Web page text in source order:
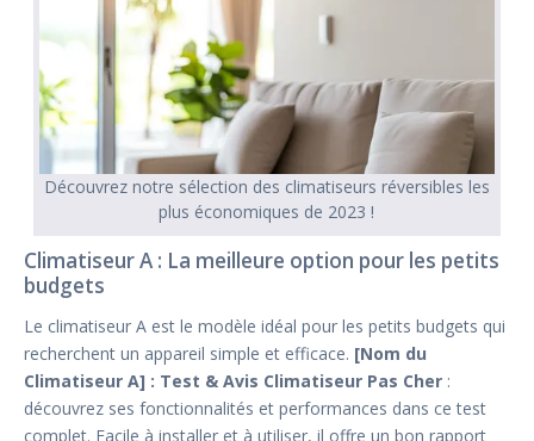
Découvrez notre sélection des climatiseurs réversibles les
plus économiques de 2023 !
Climatiseur A : La meilleure option pour les petits
budgets
Le climatiseur A est le modèle idéal pour les petits budgets qui
recherchent un appareil simple et efficace. [Nom du
Climatiseur A] : Test & Avis Climatiseur Pas Cher :
découvrez ses fonctionnalités et performances dans ce test
complet. Facile à installer et à utiliser, il offre un bon rapport